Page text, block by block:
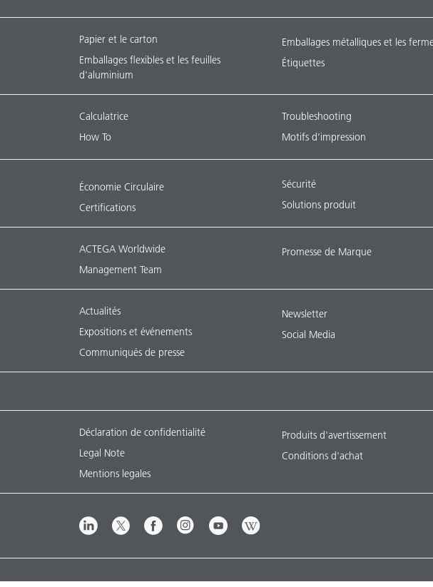
Papier et le carton
Emballages flexibles et les feuilles
d'aluminium
Emballages métalliques et les
Étiquettes
Calculatrice
How To
Troubleshooting
Motifs d’impression
Économie Circulaire
Certifications
Sécurité
Solutions produit
ACTEGA Worldwide
Management Team
Promesse de Marque
Actualités
Expositions et événements
Communiqués de presse
Newsletter
Social Media
Déclaration de confidentialité
Legal Note
Mentions legales
Produits d'avertissement
Conditions d'achat